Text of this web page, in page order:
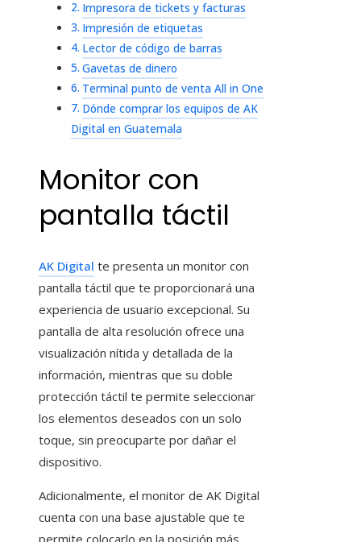
Impresora de tickets y facturas
Impresión de etiquetas
Lector de código de barras
Gavetas de dinero
Terminal punto de venta All in One
Dónde comprar los equipos de AK
Digital en Guatemala
Monitor con
pantalla táctil
AK Digital te presenta un monitor con
pantalla táctil que te proporcionará una
experiencia de usuario excepcional. Su
pantalla de alta resolución ofrece una
visualización nítida y detallada de la
información, mientras que su doble
protección táctil te permite seleccionar
los elementos deseados con un solo
toque, sin preocuparte por dañar el
dispositivo.
Adicionalmente, el monitor de AK Digital
cuenta con una base ajustable que te
permite colocarlo en la posición más